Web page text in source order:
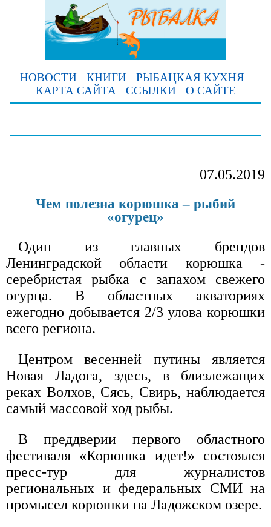
НОВОСТИ КНИГИ
РЫБАЦКАЯ КУХНЯ
КАРТА САЙТА
ССЫЛКИ О САЙТЕ
07.05.2019
Чем полезна корюшка – рыбий
«огурец»
Один из главных брендов
Ленинградской области корюшка -
серебристая рыбка с запахом свежего
огурца. В областных акваториях
ежегодно добывается 2/3 улова корюшки
всего региона.
Центром весенней путины является
Новая Ладога, здесь, в близлежащих
реках Волхов, Сясь, Свирь, наблюдается
самый массовой ход рыбы.
В преддверии первого областного
фестиваля «Корюшка идет!» состоялся
пресс-тур для журналистов
региональных и федеральных СМИ на
промысел корюшки на Ладожском озере.